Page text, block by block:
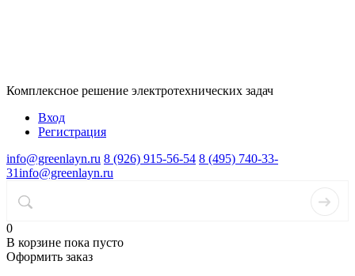
Комплексное решение электротехнических задач
Вход
Регистрация
info@greenlayn.ru 8 (926) 915-56-54 8 (495) 740-33-
31info@greenlayn.ru
0
В корзине пока пусто
Оформить заказ